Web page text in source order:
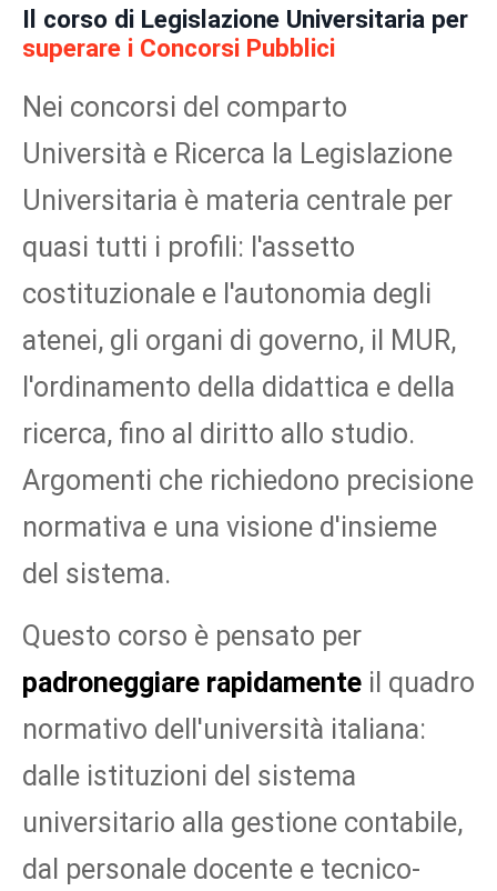
Il corso di Legislazione Universitaria per
superare i Concorsi Pubblici
Nei concorsi del comparto
Università e Ricerca la Legislazione
Universitaria è materia centrale per
quasi tutti i profili: l'assetto
costituzionale e l'autonomia degli
atenei, gli organi di governo, il MUR,
l'ordinamento della didattica e della
ricerca, fino al diritto allo studio.
Argomenti che richiedono precisione
normativa e una visione d'insieme
del sistema.
Questo corso è pensato per
padroneggiare rapidamente il quadro
normativo dell'università italiana:
dalle istituzioni del sistema
universitario alla gestione contabile,
dal personale docente e tecnico-